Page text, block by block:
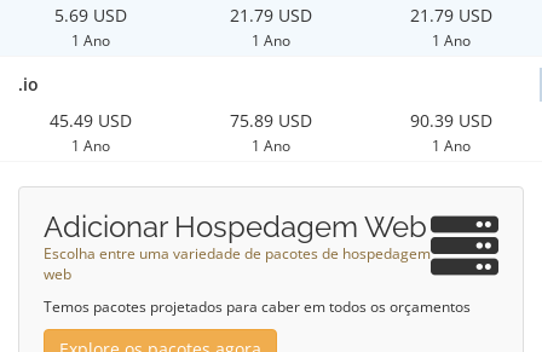
5.69 USD
1 Ano
21.79 USD
1 Ano
21.79 USD
1 Ano
.io
45.49 USD
1 Ano
75.89 USD
1 Ano
90.39 USD
1 Ano
Adicionar Hospedagem Web
Escolha entre uma variedade de pacotes de hospedagem
web
Temos pacotes projetados para caber em todos os orçamentos